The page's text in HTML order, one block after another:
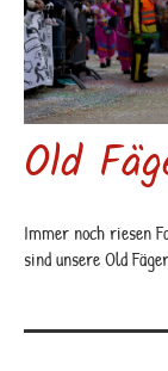
Old
Immer noch riesen
sind unsere Old